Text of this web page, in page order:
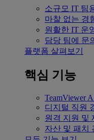
소규모 IT 팀
마찰 없는 경
원활한 IT 운
담당 팀에 문
플랫폼 살펴보기
핵심 기능
TeamViewer
디지털 직원
원격 지원 및
자산 및 패치